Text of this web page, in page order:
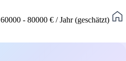
60000 - 80000 € / Jahr (geschätzt)